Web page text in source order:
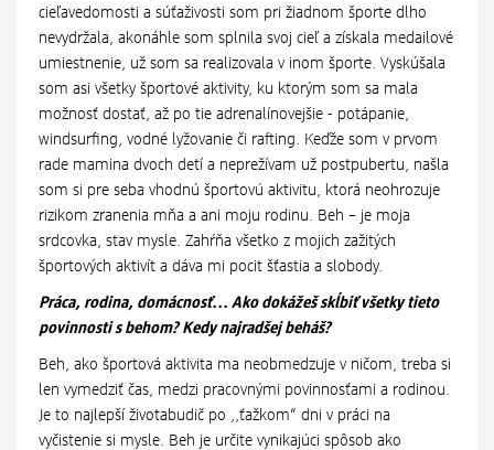
cieľavedomosti a súťaživosti som pri žiadnom športe dlho
nevydržala, akonáhle som splnila svoj cieľ a získala medailové
umiestnenie, už som sa realizovala v inom športe. Vyskúšala
som asi všetky športové aktivity, ku ktorým som sa mala
možnosť dostať, až po tie adrenalínovejšie - potápanie,
windsurfing, vodné lyžovanie či rafting. Keďže som v prvom
rade mamina dvoch detí a neprežívam už postpubertu, našla
som si pre seba vhodnú športovú aktivitu, ktorá neohrozuje
rizikom zranenia mňa a ani moju rodinu. Beh – je moja
srdcovka, stav mysle. Zahŕňa všetko z mojich zažitých
športových aktivít a dáva mi pocit šťastia a slobody.
Práca, rodina, domácnosť... Ako dokážeš skĺbiť všetky tieto
povinnosti s behom? Kedy najradšej beháš?
Beh, ako športová aktivita ma neobmedzuje v ničom, treba si
len vymedziť čas, medzi pracovnými povinnosťami a rodinou.
Je to najlepší životabudič po ,,ťažkom“ dni v práci na
vyčistenie si mysle. Beh je určite vynikajúci spôsob ako